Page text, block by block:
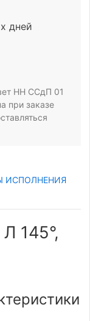
дней
НН ССдП 01
при заказе
ИСПОЛНЕНИЯ
145°,